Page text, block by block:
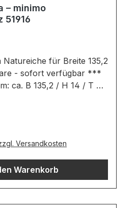
– minimo
Natureiche für Breite 135,2
- sofort verfügbar ***
ca. B 135,2 / H 14 / T 80
135,2 cm Wichtige
hinten 18 cm
Kommode
Belastung
Versandkosten
Warenkorb